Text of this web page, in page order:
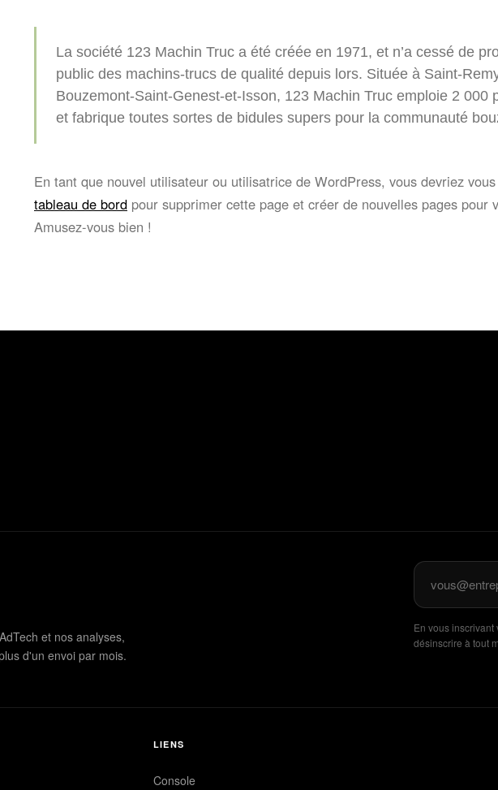
La société 123 Machin Truc a été créée en 1971, et n’a cessé de
public des machins-trucs de qualité depuis lors. Située à Saint-
Bouzemont-Saint-Genest-et-Isson, 123 Machin Truc emploie 2 000
et fabrique toutes sortes de bidules supers pour la communauté
En tant que nouvel utilisateur ou utilisatrice de WordPress, vous devriez
tableau de bord pour supprimer cette page et créer de nouvelles pages pour
Amusez-vous bien !
et nos analyses,
d'un envoi par mois.
En vous
désinscrire à tout
LIENS
Console